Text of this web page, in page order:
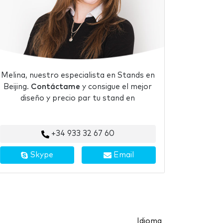
Melina, nuestro especialista en Stands en
Beijing. Contáctame y consigue el mejor
diseño y precio par tu stand en
+34 933 32 67 60
Skype Email
Idioma